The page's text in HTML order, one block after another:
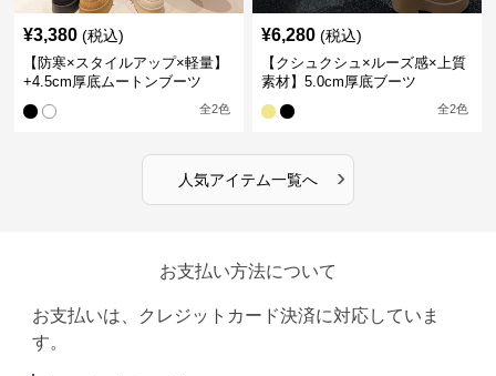
¥3,380 (税込)
【防寒×スタイルアップ×軽量】
+4.5cm厚底ムートンブーツ
全2色
¥6,280 (税込)
【クシュクシュ×ルーズ感×上質
素材】5.0cm厚底ブーツ
全2色
人気アイテム一覧へ ›
お支払い方法について
お支払いは、クレジットカード決済に対応していま
す。